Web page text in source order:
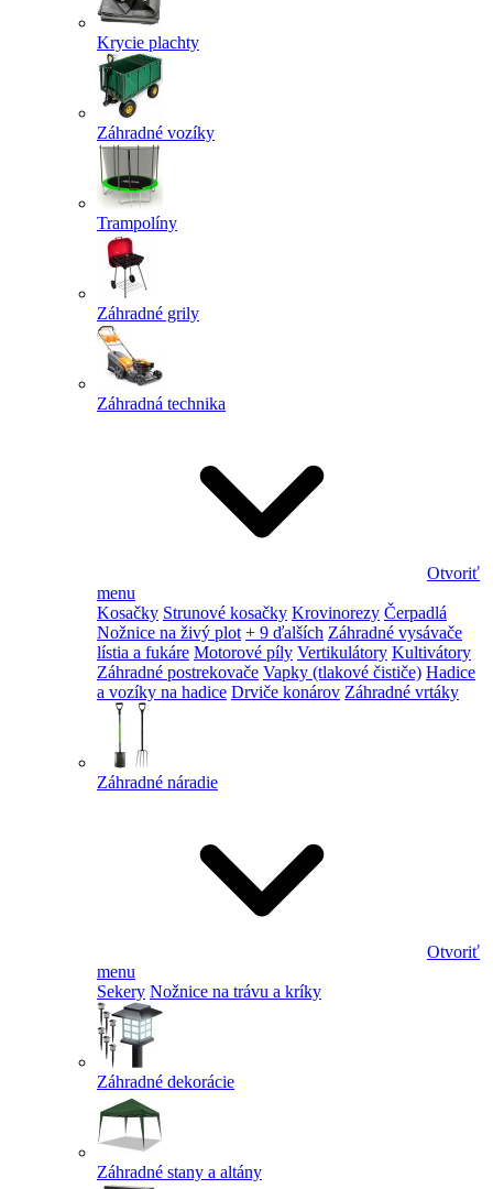
Krycie plachty
Záhradné vozíky
Trampolíny
Záhradné grily
Záhradná technika
Otvoriť
menu
Kosačky Strunové kosačky Krovinorezy Čerpadlá
Nožnice na živý plot + 9 ďalších Záhradné vysávače
lístia a fukáre Motorové píly Vertikulátory Kultivátory
Záhradné postrekovače Vapky (tlakové čističe) Hadice
a vozíky na hadice Drviče konárov Záhradné vrtáky
Záhradné náradie
Otvoriť
menu
Sekery Nožnice na trávu a kríky
Záhradné dekorácie
Záhradné stany a altány